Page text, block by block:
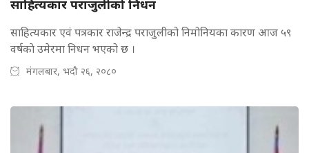
साहित्यकार पराजुलीको निधन
साहित्यकार एवं पत्रकार राजेन्द्र पराजुलीको निमोनियका कारण आज ५९
वर्षकाे उमेरमा निधन भएको छ ।
मंगलबार, भदौ २६, २०८०